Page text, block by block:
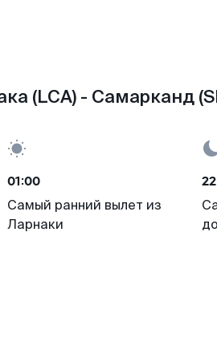
(LCA) - Самарканд
01:00
Самый ранний вылет из
Ларнаки